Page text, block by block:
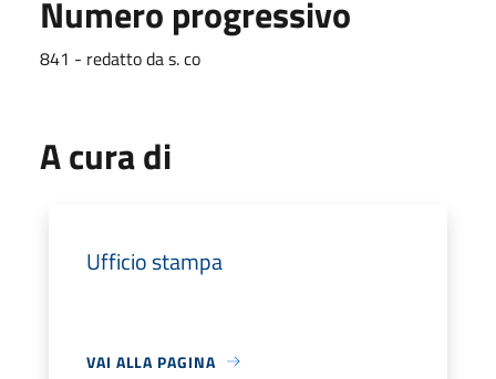
Numero progressivo
841 - redatto da s. co
A cura di
Ufficio stampa
VAI ALLA PAGINA